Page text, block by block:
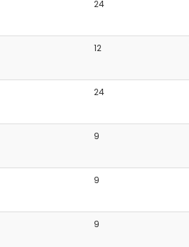
24
12
24
9
9
9